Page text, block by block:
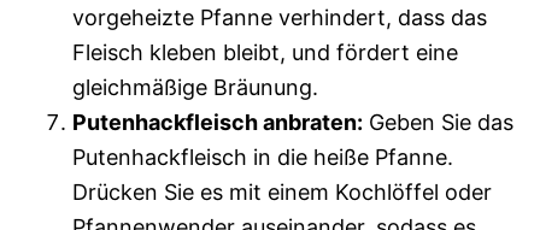
vorgeheizte Pfanne verhindert, dass das
Fleisch kleben bleibt, und fördert eine
gleichmäßige Bräunung.
Putenhackfleisch anbraten: Geben Sie das
Putenhackfleisch in die heiße Pfanne.
Drücken Sie es mit einem Kochlöffel oder